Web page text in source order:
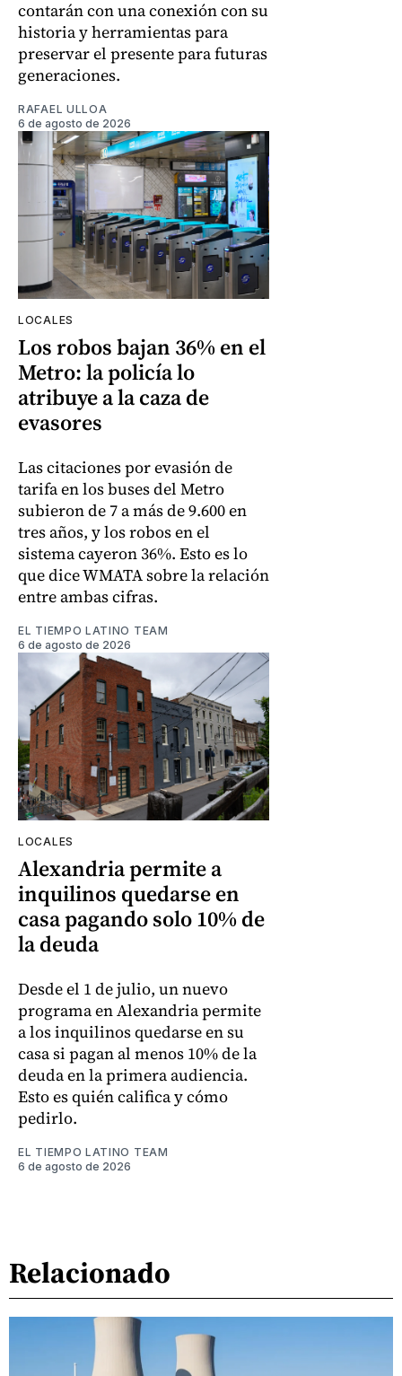
contarán con una conexión con su
historia y herramientas para
preservar el presente para futuras
generaciones.
RAFAEL ULLOA
6 de agosto de 2026
LOCALES
Los robos bajan 36% en el
Metro: la policía lo
atribuye a la caza de
evasores
Las citaciones por evasión de
tarifa en los buses del Metro
subieron de 7 a más de 9.600 en
tres años, y los robos en el
sistema cayeron 36%. Esto es lo
que dice WMATA sobre la relación
entre ambas cifras.
EL TIEMPO LATINO TEAM
6 de agosto de 2026
LOCALES
Alexandria permite a
inquilinos quedarse en
casa pagando solo 10% de
la deuda
Desde el 1 de julio, un nuevo
programa en Alexandria permite
a los inquilinos quedarse en su
casa si pagan al menos 10% de la
deuda en la primera audiencia.
Esto es quién califica y cómo
pedirlo.
EL TIEMPO LATINO TEAM
6 de agosto de 2026
Relacionado